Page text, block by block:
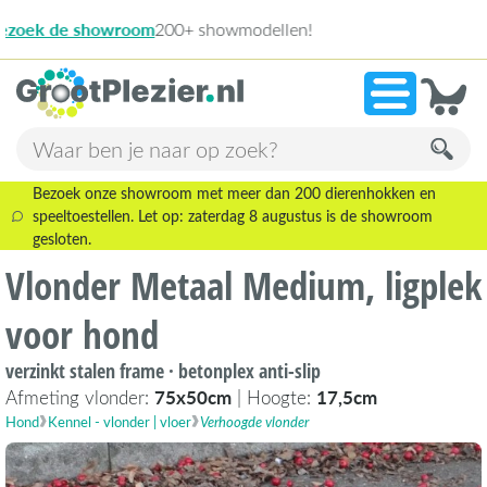
»13.945
Bezoek onze showroom met meer dan 200 dierenhokken en
speeltoestellen. Let op: zaterdag 8 augustus is de showroom
gesloten.
Vlonder Metaal Medium, ligplek
voor hond
verzinkt stalen frame · betonplex anti-slip
Afmeting vlonder: 75x50cm | Hoogte: 17,5cm
Hond Kennel - vlonder | vloer Verhoogde vlonder